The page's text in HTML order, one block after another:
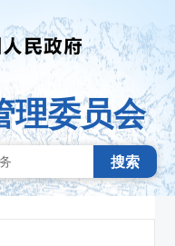
理委员会
搜索